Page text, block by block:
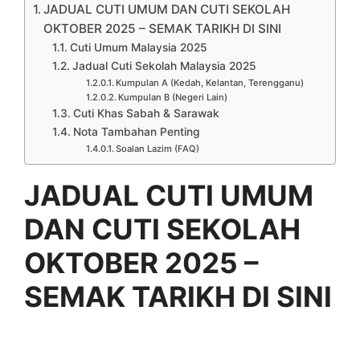
JADUAL CUTI UMUM DAN CUTI SEKOLAH
OKTOBER 2025 – SEMAK TARIKH DI SINI
Cuti Umum Malaysia 2025
Jadual Cuti Sekolah Malaysia 2025
Kumpulan A (Kedah, Kelantan, Terengganu)
Kumpulan B (Negeri Lain)
Cuti Khas Sabah & Sarawak
Nota Tambahan Penting
Soalan Lazim (FAQ)
JADUAL CUTI UMUM
DAN CUTI SEKOLAH
OKTOBER 2025 –
SEMAK TARIKH DI SINI